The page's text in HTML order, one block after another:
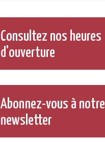
Consultez nos heures
d'ouverture
Abonnez-vous à notre
newsletter